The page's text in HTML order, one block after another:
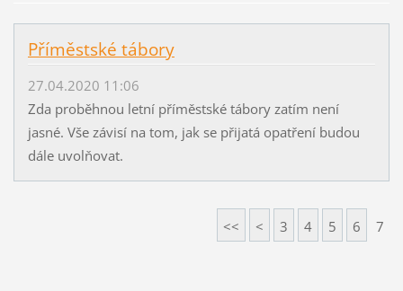
Příměstské tábory
27.04.2020 11:06
Zda proběhnou letní příměstské tábory zatím není
jasné. Vše závisí na tom, jak se přijatá opatření budou
dále uvolňovat.
<< < 3 4 5 6 7